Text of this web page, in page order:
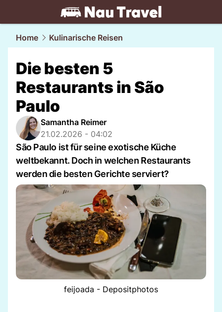
travel.NAU.ch
Home Kulinarische Reisen
Die besten 5
Restaurants in São
Paulo
Samantha Reimer
21.02.2026 - 04:02
São Paulo ist für seine exotische Küche
weltbekannt. Doch in welchen Restaurants
werden die besten Gerichte serviert?
feijoada - Depositphotos